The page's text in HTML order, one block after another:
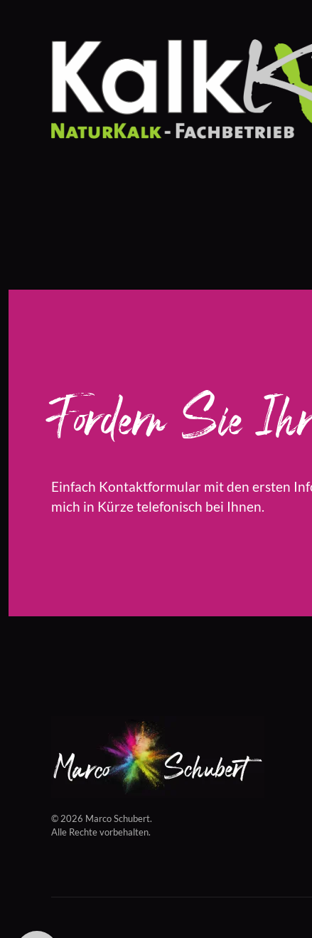
Fordern Sie Ihr
Einfach Kontaktformular mit den ersten
mich in Kürze telefonisch bei Ihnen.
© 2026 Marco Schubert.
Alle Rechte vorbehalten.